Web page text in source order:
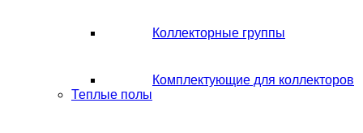
Коллекторные группы
Комплектующие для коллекторов
Теплые полы